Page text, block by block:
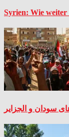
Syrien: Wie weiter
سودان و الجزایر